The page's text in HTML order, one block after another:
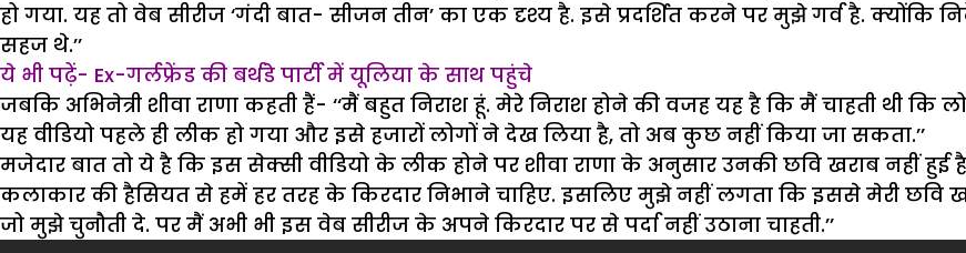
हो गया. यह तो वेब सीरीज ‘गंदी बात- सीजन तीन’ का एक दृश्य है. इसे प्रदर्शित करने पर मुझे गर्व है. क्योंकि
सहज थे.’’
ये भी पढ़ें- Ex-गर्लफ्रेंड की बर्थडे पार्टी में यूलिया के साथ पहुंचे
जबकि अभिनेत्री शीवा राणा कहती हैं- ‘‘मैं बहुत निराश हूं. मेरे निराश होने की वजह यह है कि मैं चाहती
यह वीडियो पहले ही लीक हो गया और इसे हजारों लोगों ने देख लिया है, तो अब कुछ नहीं किया जा सकता.’’
मजेदार बात तो ये है कि इस सेक्सी वीडियो के लीक होने पर शीवा राणा के अनुसार उनकी छवि खराब नहीं
कलाकार की हैसियत से हमें हर तरह के किरदार निभाने चाहिए. इसलिए मुझे नहीं लगता कि इससे मेरी छवि
जो मुझे चुनौती दे. पर मैं अभी भी इस वेब सीरीज के अपने किरदार पर से पर्दा नहीं उठाना चाहती.’’